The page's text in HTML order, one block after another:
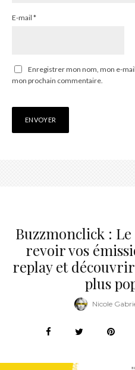
E-mail *
Enregistrer mon nom, mon e-
mon prochain commentaire.
Buzzmonclick :
revoir vos
replay et
plus
Nicole